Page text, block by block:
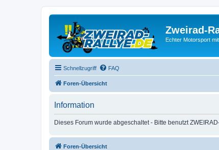
Zweirad-
Echter Motorsport
Schnellzugriff FAQ
Foren-Übersicht
Information
Dieses Forum wurde abgeschaltet - Bitte benutzt
Foren-Übersicht